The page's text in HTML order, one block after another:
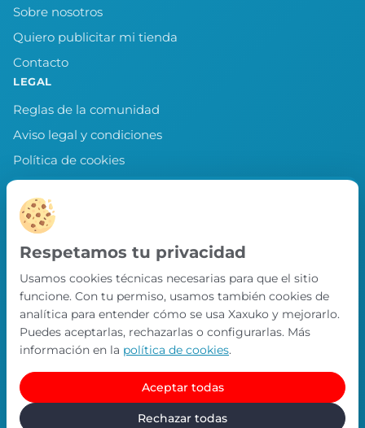
Sobre nosotros
Quiero publicitar mi tienda
Contacto
LEGAL
Reglas de la comunidad
Aviso legal y condiciones
Política de cookies
Política de privacidad
Preferencias de cookies
LLEVA XAXUKO CONTIGO
Chollos, misiones y recompensas desde
nuestra APP.
PRÓXIMAMENTE EN
App Store
Política de privacidad
Respetamos tu privacidad
Usamos cookies técnicas necesarias para que el sitio
funcione. Con tu permiso, usamos también cookies de
analítica para entender cómo se usa Xaxuko y mejorarlo.
Puedes aceptarlas, rechazarlas o configurarlas. Más
información en la política de cookies.
Aceptar todas
Rechazar todas